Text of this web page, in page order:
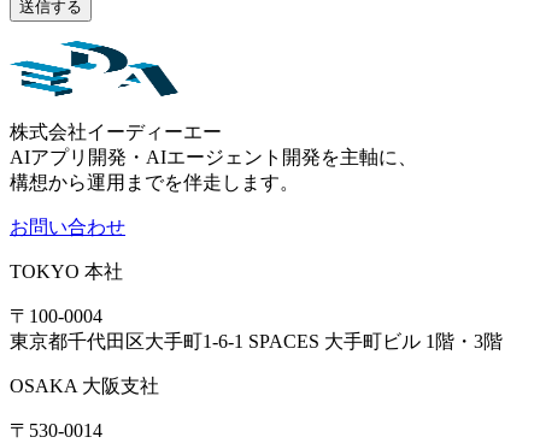
株式会社イーディーエー
AIアプリ開発・AIエージェント開発を主軸に、
構想から運用までを伴走します。
お問い合わせ
TOKYO 本社
〒100-0004
東京都千代田区大手町1-6-1 SPACES 大手町ビル 1階・3階
OSAKA 大阪支社
〒530-0014